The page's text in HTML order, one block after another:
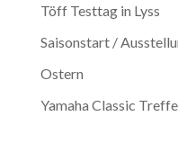
Töff Testtag in Lyss
Saisonstart /
Ostern
Yamaha Classic